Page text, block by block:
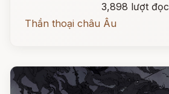
3,898 lượt đọc
Thần thoại châu Âu